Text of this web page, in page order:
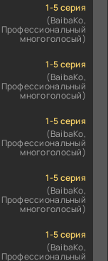
1-5 серия
(BaibaKo,
Профессиональный
многоголосый)
1-5 серия
(BaibaKo,
Профессиональный
многоголосый)
1-5 серия
(BaibaKo,
Профессиональный
многоголосый)
1-5 серия
(BaibaKo,
Профессиональный
многоголосый)
1-5 серия
(BaibaKo,
Профессиональный